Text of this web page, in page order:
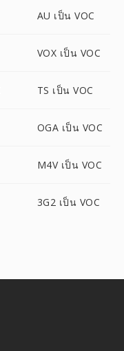
AU เป็น VOC
VOX เป็น VOC
TS เป็น VOC
OGA เป็น VOC
M4V เป็น VOC
3G2 เป็น VOC